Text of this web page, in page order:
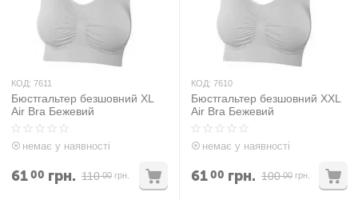
КОД: 7611
Бюстгальтер безшовний XL
Air Bra Бежевий
немає у наявності
110 00 грн.
6100 грн.
КОД: 7610
Бюстгальтер безшовний XXL
Air Bra Бежевий
немає у наявності
100 00 грн.
6100 грн.